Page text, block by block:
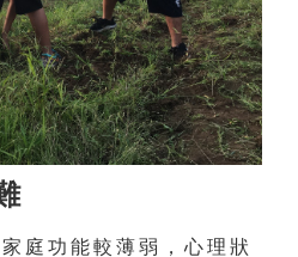
庭功能較薄弱，心理狀